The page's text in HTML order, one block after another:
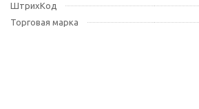
ШтрихКод
Торговая марка